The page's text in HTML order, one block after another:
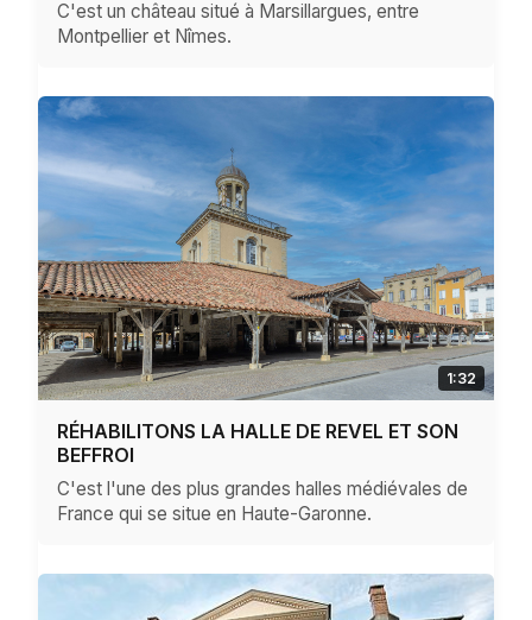
C'est un château situé à Marsillargues, entre
Montpellier et Nîmes.
1:32
RÉHABILITONS LA HALLE DE REVEL ET SON
BEFFROI
C'est l'une des plus grandes halles médiévales de
France qui se situe en Haute-Garonne.